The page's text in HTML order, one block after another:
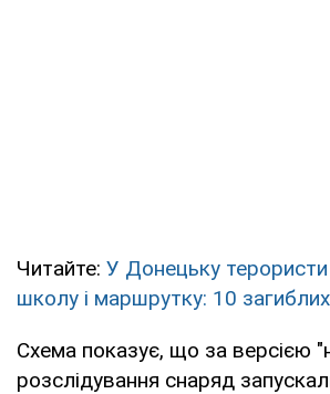
Читайте: У Донецьку терористи
школу і маршрутку: 10
Схема показує, що за версією
розслідування снаряд